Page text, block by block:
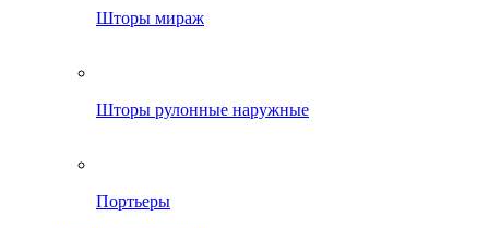
Шторы мираж
Шторы рулонные наружные
Портьеры